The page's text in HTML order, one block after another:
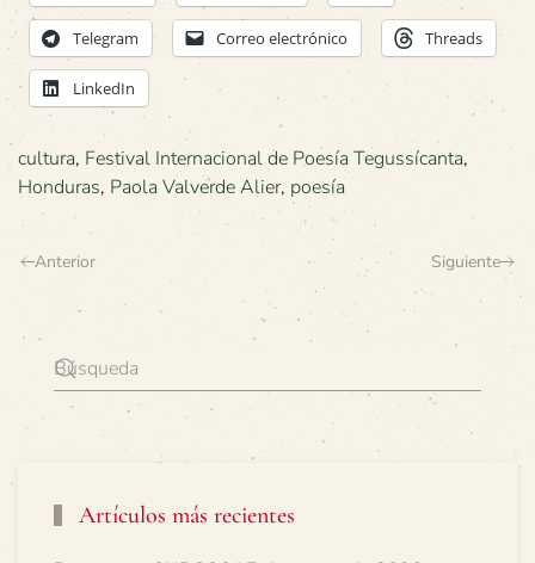
Telegram Correo electrónico Threads
LinkedIn
cultura, Festival Internacional de Poesía Tegussícanta,
Honduras, Paola Valverde Alier, poesía
Anterior Siguiente
Artículos más recientes